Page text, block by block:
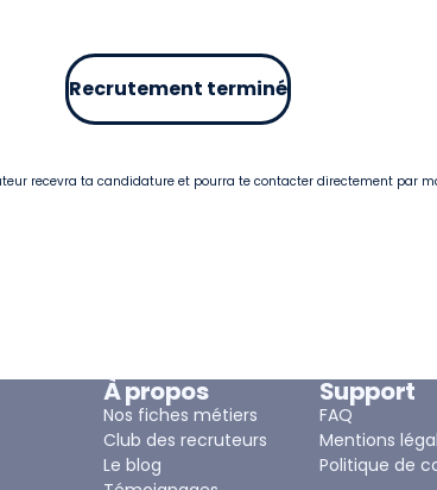
Recrutement terminé
recevra ta candidature et pourra te contacter directement par
À propos
Nos fiches métiers
Club des recruteurs
Le blog
Support
FAQ
Mentions
Politique de